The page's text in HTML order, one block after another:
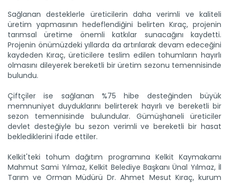
Sağlanan desteklerle üreticilerin daha verimli ve kaliteli
üretim yapmasının hedeflendiğini belirten Kıraç, projenin
tarımsal üretime önemli katkılar sunacağını kaydetti.
Projenin önümüzdeki yıllarda da artırılarak devam edeceğini
kaydeden Kıraç, üreticilere teslim edilen tohumların hayırlı
olmasını dileyerek bereketli bir üretim sezonu temennisinde
bulundu.
Çiftçiler ise sağlanan %75 hibe desteğinden büyük
memnuniyet duyduklarını belirterek hayırlı ve bereketli bir
sezon temennisinde bulundular. Gümüşhaneli üreticiler
devlet desteğiyle bu sezon verimli ve bereketli bir hasat
beklediklerini ifade ettiler.
Kelkit'teki tohum dağıtım programına Kelkit Kaymakamı
Mahmut Sami Yılmaz, Kelkit Belediye Başkanı Ünal Yılmaz, İl
Tarım ve Orman Müdürü Dr. Ahmet Mesut Kıraç, kurum
Çorak arazi meyve bahçesine...
Ağrı Doğubayazıt' ta çetin iklim şartlarına rağmen çorak
arazide...
Devamını Oku ->
Kars’ta "Taner" buğdayı ile...
Kars'ta Tarım ve Orman Bakanlığının destekleriyle ekimi
yapılan...